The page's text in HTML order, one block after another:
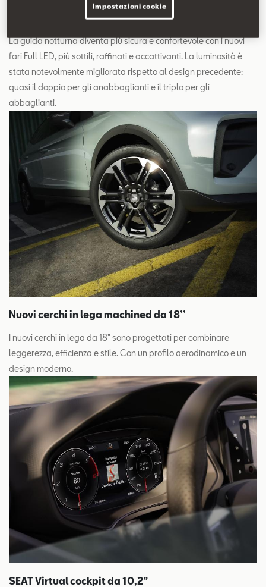
Nuovi fari Full LED
La guida notturna diventa più sicura e confortevole con i nuovi
fari Full LED, più sottili, raffinati e accattivanti. La luminosità è
stata notevolmente migliorata rispetto al design precedente:
quasi il doppio per gli anabbaglianti e il triplo per gli
abbaglianti.
Nuovi cerchi in lega machined da 18’’
I nuovi cerchi in lega da 18" sono progettati per combinare
leggerezza, efficienza e stile. Con un profilo aerodinamico e un
design moderno.
SEAT Virtual cockpit da 10,2”
Impostazioni cookie